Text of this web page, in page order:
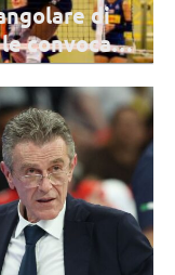
di
convocate
le azzurre